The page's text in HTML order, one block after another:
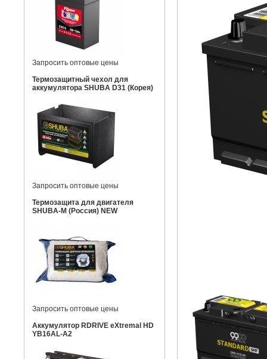
Запросить оптовые цены
Термозащитный чехол для
аккумулятора SHUBA D31 (Корея)
Запросить оптовые цены
Термозащита для двигателя
SHUBA-M (Россия) NEW
Запросить оптовые цены
Аккумулятор RDRIVE eXtremal HD
YB16AL-A2